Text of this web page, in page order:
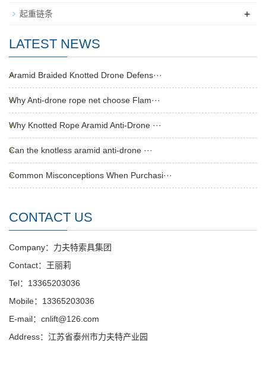
起重链条 +
LATEST NEWS
Aramid Braided Knotted Drone Defens···
Why Anti-drone rope net choose Flam···
Why Knotted Rope Aramid Anti-Drone ···
Can the knotless aramid anti-drone ···
Common Misconceptions When Purchasi···
CONTACT US
Company：力夫特索具集团
Contact：王丽莉
Tel：13365203036
Mobile：13365203036
E-mail：cnlift@126.com
Address：江苏省泰州市力夫特产业园